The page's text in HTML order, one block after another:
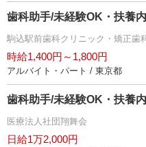
歯科助手/未経験OK・扶養
駒込駅前歯科クリニック・矯正歯
時給1,400円～1,800円
アルバイト・パート / 東京都
歯科助手/未経験OK・扶養
医療法人社団翔舞会
日給1万2,000円